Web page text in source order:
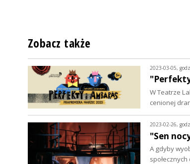
Zobacz także
2023-03-05,
W Teatrze
cenionej
2023-02-26,
"Sen
A gdyby